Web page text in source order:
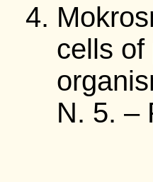
cells of
N. 5. –